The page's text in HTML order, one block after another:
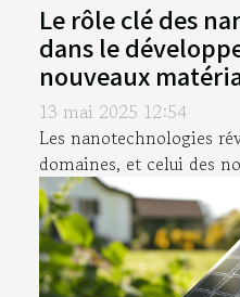
Le rôle clé des
dans le
nouveaux
13 mai 2025 12:54
Les nanotechnologies
domaines, et celui des